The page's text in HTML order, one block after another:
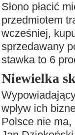
Słono płacić
przedmiotem
wcześniej,
sprzedawany
stawka to 6
Niewielka
wpływ ich
Polsce nie ma,